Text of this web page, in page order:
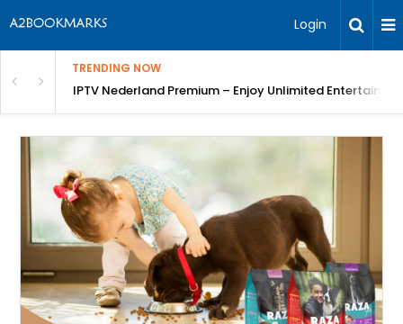
Login
TRENDING NOW
a Competitive Advantage
IPTV Nederland Premium – Enjoy Unlimited